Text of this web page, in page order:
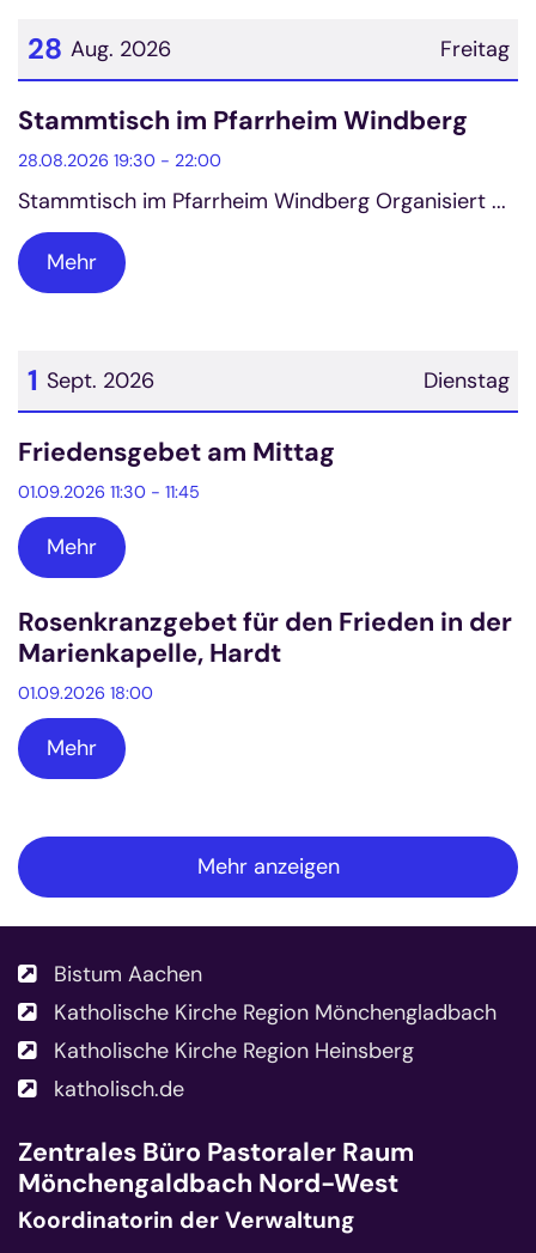
Freitag
28 Aug. 2026
Datum: 28. August 2026
Stammtisch im Pfarrheim Windberg
28.08.2026 19:30 - 22:00
Stammtisch im Pfarrheim Windberg Organisiert ...
Mehr
Dienstag
1 Sept. 2026
Datum: 1. September 2026
Friedensgebet am Mittag
01.09.2026 11:30 - 11:45
Mehr
Rosenkranzgebet für den Frieden in der
Marienkapelle, Hardt
01.09.2026 18:00
Mehr
Mehr anzeigen
Bistum Aachen
Katholische Kirche Region Mönchengladbach
Katholische Kirche Region Heinsberg
katholisch.de
Zentrales Büro Pastoraler Raum
Mönchengaldbach Nord-West
Koordinatorin der Verwaltung